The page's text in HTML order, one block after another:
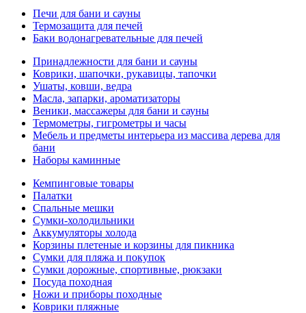
Печи для бани и сауны
Термозащита для печей
Баки водонагревательные для печей
Принадлежности для бани и сауны
Коврики, шапочки, рукавицы, тапочки
Ушаты, ковши, ведра
Масла, запарки, ароматизаторы
Веники, массажеры для бани и сауны
Термометры, гигрометры и часы
Мебель и предметы интерьера из массива дерева для
бани
Наборы каминные
Кемпинговые товары
Палатки
Спальные мешки
Сумки-холодильники
Аккумуляторы холода
Корзины плетеные и корзины для пикника
Сумки для пляжа и покупок
Сумки дорожные, спортивные, рюкзаки
Посуда походная
Ножи и приборы походные
Коврики пляжные